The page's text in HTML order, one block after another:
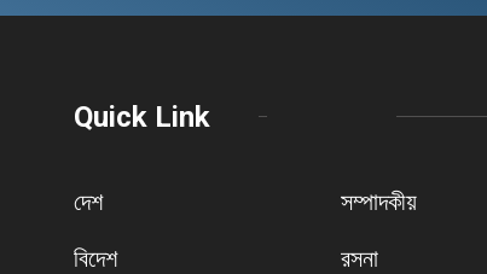
Quick Link
দেশ
বিদেশ
সম্পাদকীয়
রসনা